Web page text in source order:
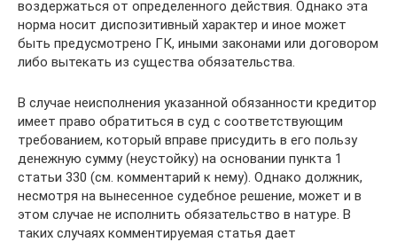
воздержаться от определенного действия. Однако эта
норма носит диспозитивный характер и иное может
быть предусмотрено ГК, иными законами или договором
либо вытекать из существа обязательства.
В случае неисполнения указанной обязанности кредитор
имеет право обратиться в суд с соответствующим
требованием, который вправе присудить в его пользу
денежную сумму (неустойку) на основании пункта 1
статьи 330 (см. комментарий к нему). Однако должник,
несмотря на вынесенное судебное решение, может и в
этом случае не исполнить обязательство в натуре. В
таких случаях комментируемая статья дает